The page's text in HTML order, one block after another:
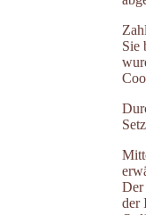
Sie
Der
der